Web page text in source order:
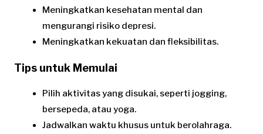
Meningkatkan kesehatan mental dan
mengurangi risiko depresi.
Meningkatkan kekuatan dan fleksibilitas.
Tips untuk Memulai
Pilih aktivitas yang disukai, seperti jogging,
bersepeda, atau yoga.
Jadwalkan waktu khusus untuk berolahraga.